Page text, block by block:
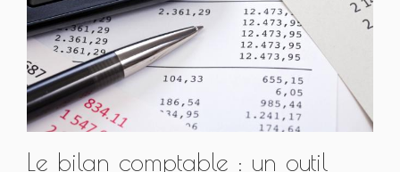
Le bilan comptable : un outil